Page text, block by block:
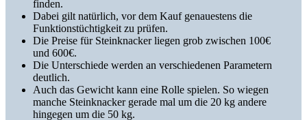
finden.
Dabei gilt natürlich, vor dem Kauf genauestens die
Funktionstüchtigkeit zu prüfen.
Die Preise für Steinknacker liegen grob zwischen 100€
und 600€.
Die Unterschiede werden an verschiedenen Parametern
deutlich.
Auch das Gewicht kann eine Rolle spielen. So wiegen
manche Steinknacker gerade mal um die 20 kg andere
hingegen um die 50 kg.